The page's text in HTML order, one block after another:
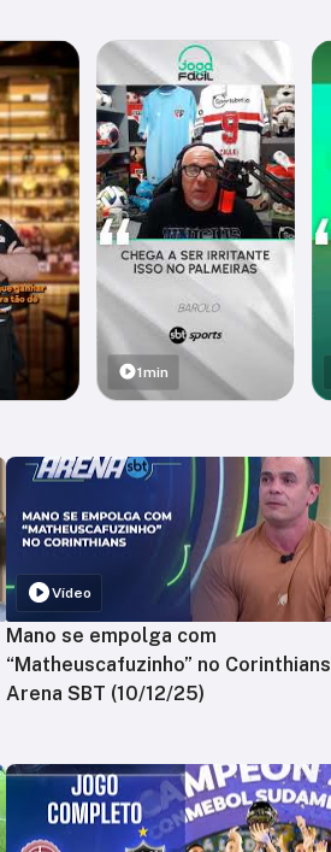
1min
Vídeo
Mano se empolga com
“Matheuscafuzinho” no Corinthians |
Arena SBT (10/12/25)